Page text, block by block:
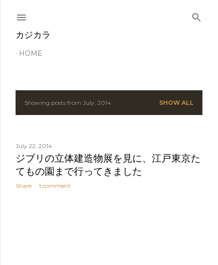
カジカラ
HOME
P
s
t
s
Showing posts from July, 2014 SHOW ALL
July 22, 2014
ジブリの立体建造物展を見に、江戸東京た
てもの園まで行ってきました
Share 1 comment